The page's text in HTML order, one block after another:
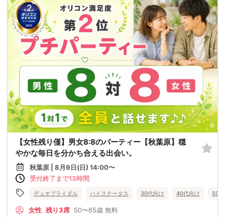
【女性残り僅】男女8:8のパーティー【秋葉原】穏
やかな毎日を分かち合える出会い。
秋葉原 | 8月9日(日) 14:00〜
受付終了まで13時間
デュオブライダル ハイステータス 30代向け 40代向け 50
女性 残り3席 50〜65歳 無料